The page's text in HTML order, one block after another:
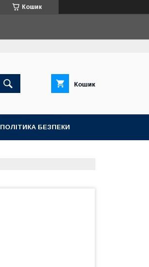
Кошик
Кошик
ПОЛІТИКА БЕЗПЕКИ